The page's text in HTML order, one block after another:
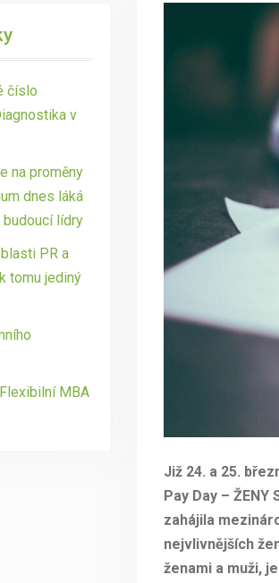
Již 24. a 25.
Pay Day –
zahájila
nejvlivnějších
ženami a muži,
číslo
v
na proměny
dnes láká
budoucí lídry
PR a
tomu jediný
MBA